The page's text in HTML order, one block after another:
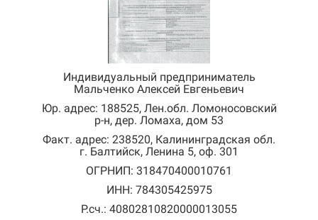
Индивидуальный предприниматель
Мальченко Алексей Евгеньевич
Юр. адрес: 188525, Лен.обл. Ломоносовский
р-н, дер. Ломаха, дом 53
Факт. адрес: 238520, Калининградская обл.
г. Балтийск, Ленина 5, оф. 301
ОГРНИП: 318470400010761
ИНН: 784305425975
Р.сч.: 40802810820000013055